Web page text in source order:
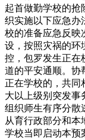
起首做勤学校的抢
织实施以下应急办
校的准备应急反映
设，按照灾祸的环
控，包罗发生正在
道的平安通顺。协
正在学校的，共同
大以上级别突发事
组织师生有序分散
从育行政部分和本
学校当即启动本预